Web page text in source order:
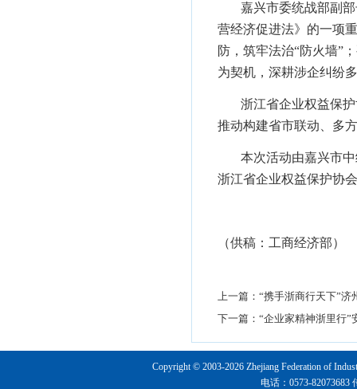
嘉兴市委统战部副
营经济促进法》的一项
防，筑牢法治“防火墙”
为契机，深耕涉企纠纷
浙江省企业权益保
推动构建省市联动、多
本次活动由嘉兴市
浙江省企业权益保护协
（供稿：工商经济部）
上一篇：“携手浙商行天下”
下一篇：“企业家精神浙里行”
Copyright © 2003-2026 Zhejiang Federation of
电话：0573-82073683